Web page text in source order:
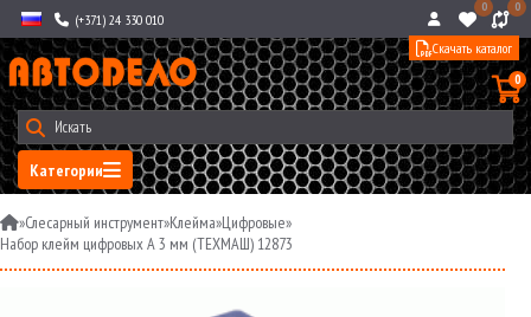
(+371) 24 330 010
0 0
Категории
0
Скачать каталог
»Слесарный инструмент»Клейма»Цифровые»
Набор клейм цифровых A 3 мм (ТЕХМАШ) 12873